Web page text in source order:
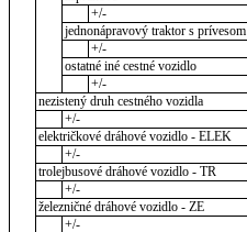
+/-
jednonápravový traktor s prívesom
+/-
ostatné iné cestné vozidlo
+/-
nezistený druh cestného vozidla
+/-
električkové dráhové vozidlo - ELEK
+/-
trolejbusové dráhové vozidlo - TR
+/-
železničné dráhové vozidlo - ZE
+/-